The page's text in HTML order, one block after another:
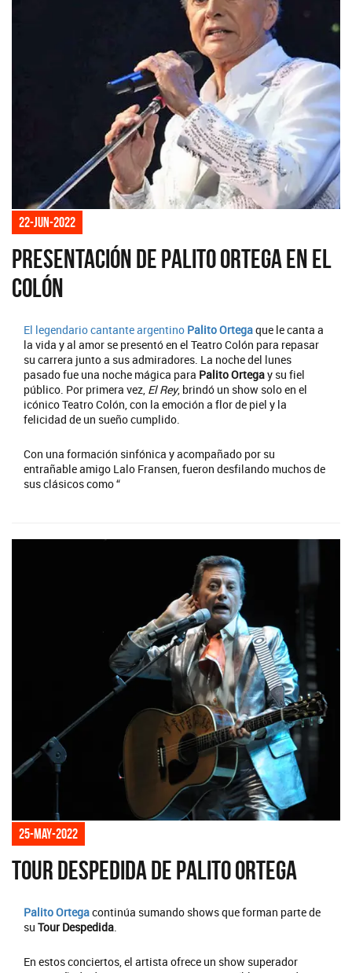
22-jun-2022
Presentación de Palito Ortega en el
Colón
El legendario cantante argentino Palito Ortegaque le canta a
la vida y al amor se presentó en el Teatro Colón para repasar
su carrera junto a sus admiradores. La noche del lunes
pasado fue una noche mágica para Palito Ortegay su fiel
público. Por primera vez, El Rey, brindó un show solo en el
icónico Teatro Colón, con la emoción a flor de piel y la
felicidad de un sueño cumplido.
Con una formación sinfónica y acompañado por su
entrañable amigo Lalo Fransen, fueron desfilando muchos de
sus clásicos como “
25-may-2022
Tour Despedida de Palito Ortega
Palito Ortegacontinúa sumando shows que forman parte de
su Tour Despedida.
En estos conciertos, el artista ofrece un show superador